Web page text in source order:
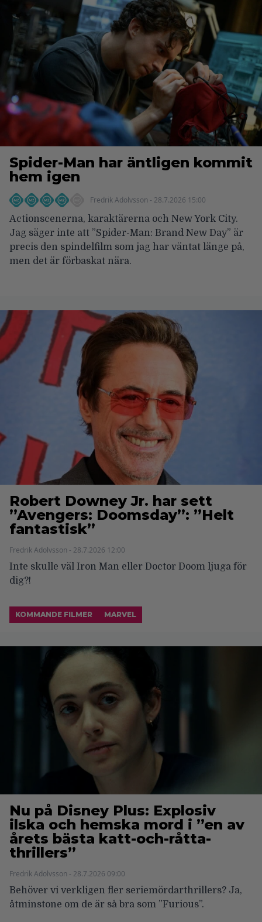
Spider-Man har äntligen kommit
hem igen
Fredrik Adolvsson - 28.7.2026 15:00
Actionscenerna, karaktärerna och New York City.
Jag säger inte att ”Spider-Man: Brand New Day” är
precis den spindelfilm som jag har väntat länge på,
men det är förbaskat nära.
Robert Downey Jr. har sett
”Avengers: Doomsday”: ”Helt
fantastisk”
Fredrik Adolvsson - 28.7.2026 12:00
Inte skulle väl Iron Man eller Doctor Doom ljuga för
dig?!
KOMMANDE FILMER MARVEL
Nu på Disney Plus: Explosiv
ilska och hemska mord i ”en av
årets bästa katt-och-råtta-
thrillers”
Fredrik Adolvsson - 28.7.2026 09:00
Behöver vi verkligen fler seriemördarthrillers? Ja,
åtminstone om de är så bra som ”Furious”.